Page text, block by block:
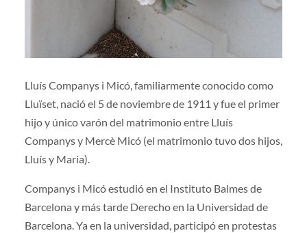
Lluís Companys i Micó, familiarmente conocido como
Lluïset, nació el 5 de noviembre de 1911 y fue el primer
hijo y único varón del matrimonio entre Lluís
Companys y Mercè Micó (el matrimonio tuvo dos hijos,
Lluís y Maria).
Companys i Micó estudió en el Instituto Balmes de
Barcelona y más tarde Derecho en la Universidad de
Barcelona. Ya en la universidad, participó en protestas